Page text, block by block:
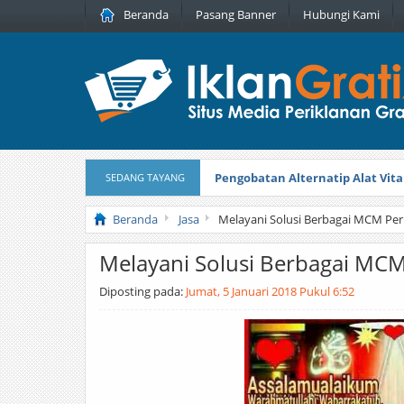
Beranda Pasang Banner Hubungi Kami
SEDANG TAYANG Pengobatan Alternatip Alat
Pita Cantik Pesona Diterbitkan
Beranda Jasa Melayani Solusi Berbagai MCM
Melayani Solusi Berbagai
Diposting pada: Jumat, 5 Januari 2018 Pukul 6:52